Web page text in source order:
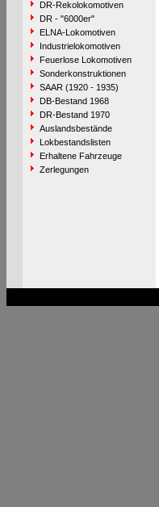
DR-Rekolokomotiven
DR - "6000er"
ELNA-Lokomotiven
Industrielokomotiven
Feuerlose Lokomotiven
Sonderkonstruktionen
SAAR (1920 - 1935)
DB-Bestand 1968
DR-Bestand 1970
Auslandsbestände
Lokbestandslisten
Erhaltene Fahrzeuge
Zerlegungen